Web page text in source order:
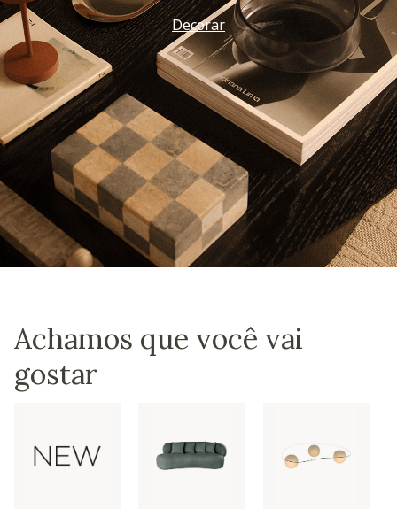
Decorar
Achamos que você vai
gostar